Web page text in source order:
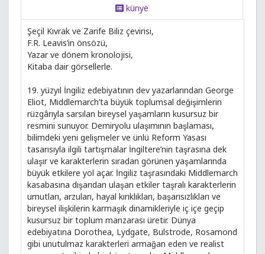
künye
Şeçil Kıvrak ve Zarife Biliz çevirisi,
F.R. Leavis’in önsözü,
Yazar ve dönem kronolojisi,
Kitaba dair görsellerle.
19. yüzyıl İngiliz edebiyatının dev yazarlarından George
Eliot, Middlemarch’ta büyük toplumsal değişimlerin
rüzgârıyla sarsılan bireysel yaşamların kusursuz bir
resmini sunuyor. Demiryolu ulaşımının başlaması,
bilimdeki yeni gelişmeler ve ünlü Reform Yasası
tasarısıyla ilgili tartışmalar İngiltere’nin taşrasına dek
ulaşır ve karakterlerin sıradan görünen yaşamlarında
büyük etkilere yol açar. İngiliz taşrasındaki Middlemarch
kasabasına dışarıdan ulaşan etkiler taşralı karakterlerin
umutları, arzuları, hayal kırıklıkları, başarısızlıkları ve
bireysel ilişkilerin karmaşık dinamikleriyle iç içe geçip
kusursuz bir toplum manzarası üretir. Dünya
edebiyatına Dorothea, Lydgate, Bulstrode, Rosamond
gibi unutulmaz karakterleri armağan eden ve realist